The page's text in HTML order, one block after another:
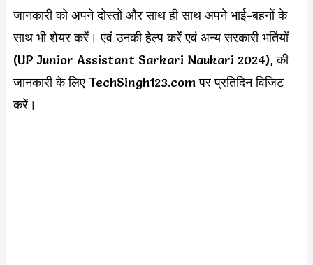
जानकारी को अपने दोस्तों और साथ ही साथ अपने भाई-बहनों के
साथ भी शेयर करें। एवं उनकी हेल्प करें एवं अन्य सरकारी भर्तियों
(UP Junior Assistant Sarkari Naukari 2024), की
जानकारी के लिए TechSingh123.com पर प्रतिदिन विजिट
करें।